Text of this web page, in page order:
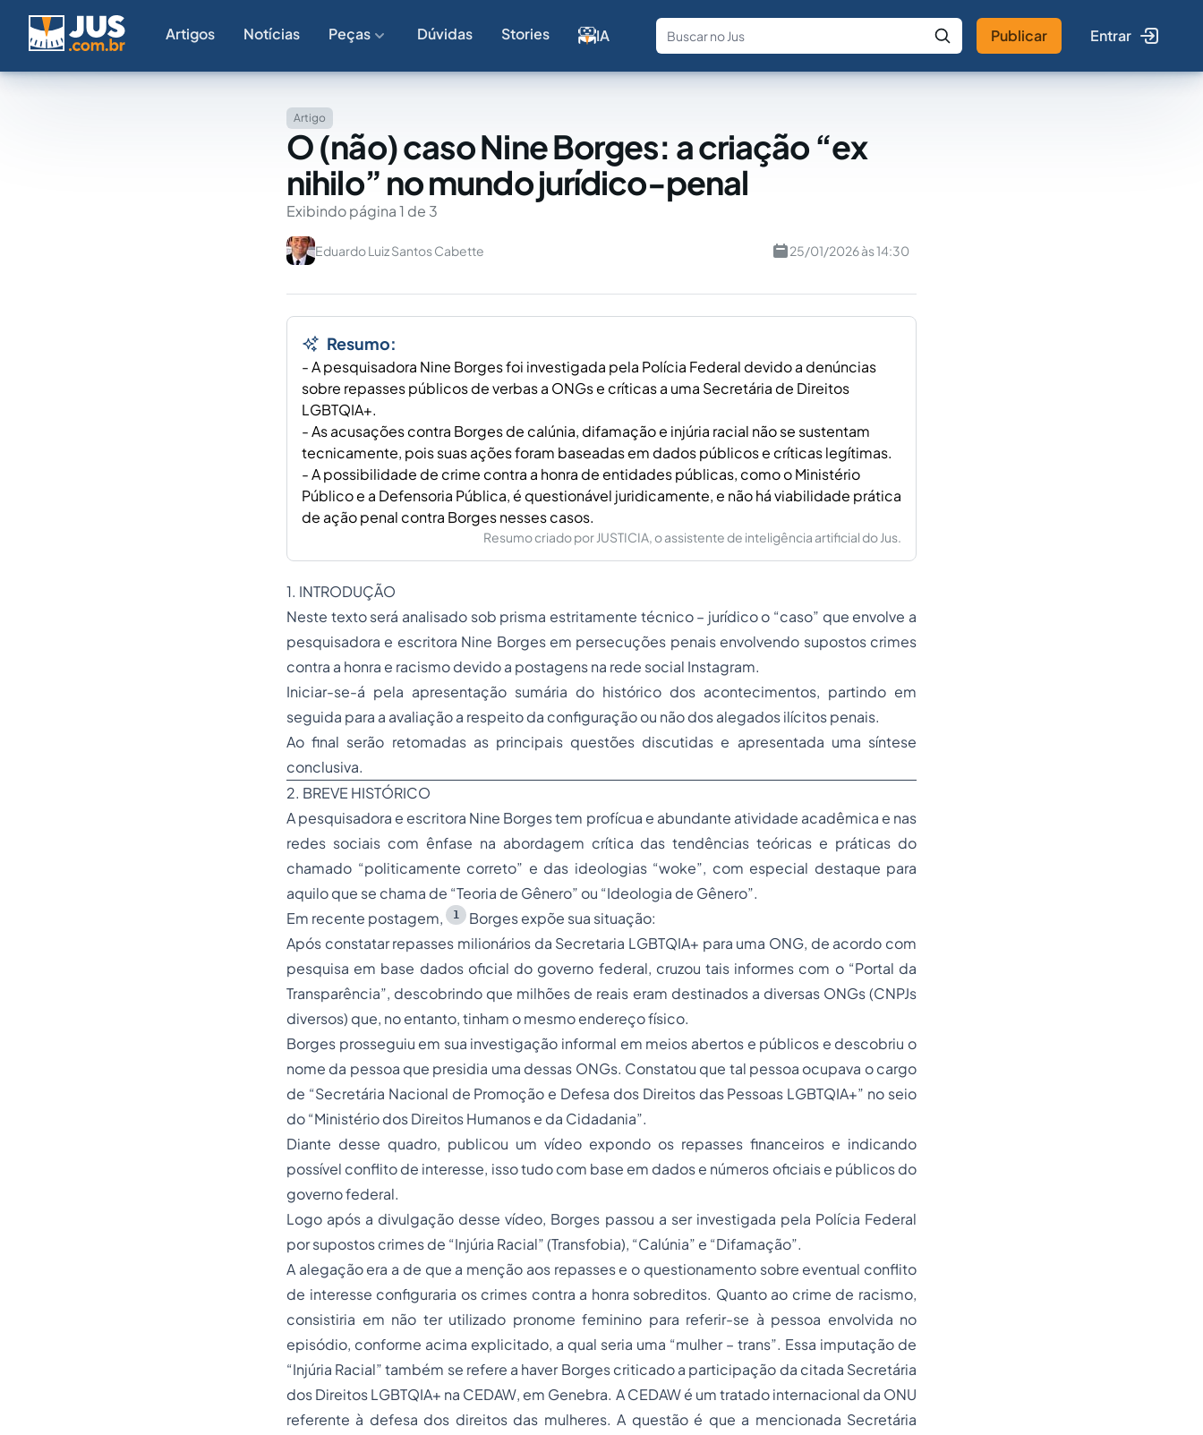
Artigos Notícias Peças Dúvidas Stories IA
Fale com a IA Buscar no Jus
Publicar Entrar
Artigo
O (não) caso Nine Borges: a criação “ex
nihilo” no mundo jurídico-penal
Exibindo página 1 de 3
Eduardo Luiz Santos Cabette 25/01/2026 às 14:30
Resumo:
- A pesquisadora Nine Borges foi investigada pela Polícia Federal devido a denúncias
sobre repasses públicos de verbas a ONGs e críticas a uma Secretária de Direitos
LGBTQIA+.
- As acusações contra Borges de calúnia, difamação e injúria racial não se sustentam
tecnicamente, pois suas ações foram baseadas em dados públicos e críticas legítimas.
- A possibilidade de crime contra a honra de entidades públicas, como o Ministério
Público e a Defensoria Pública, é questionável juridicamente, e não há viabilidade prática
de ação penal contra Borges nesses casos.
Resumo criado por JUSTICIA, o assistente de inteligência artificial do Jus.
1. INTRODUÇÃO
Neste texto será analisado sob prisma estritamente técnico – jurídico o “caso” que envolve a
pesquisadora e escritora Nine Borges em persecuções penais envolvendo supostos crimes
contra a honra e racismo devido a postagens na rede social Instagram.
Iniciar-se-á pela apresentação sumária do histórico dos acontecimentos, partindo em
seguida para a avaliação a respeito da configuração ou não dos alegados ilícitos penais.
Ao final serão retomadas as principais questões discutidas e apresentada uma síntese
conclusiva.
2. BREVE HISTÓRICO
A pesquisadora e escritora Nine Borges tem profícua e abundante atividade acadêmica e nas
redes sociais com ênfase na abordagem crítica das tendências teóricas e práticas do
chamado “politicamente correto” e das ideologias “woke”, com especial destaque para
aquilo que se chama de “Teoria de Gênero” ou “Ideologia de Gênero”.
Em recente postagem,
1
Borges expõe sua situação:
Após constatar repasses milionários da Secretaria LGBTQIA+ para uma ONG, de acordo com
pesquisa em base dados oficial do governo federal, cruzou tais informes com o “Portal da
Transparência”, descobrindo que milhões de reais eram destinados a diversas ONGs (CNPJs
diversos) que, no entanto, tinham o mesmo endereço físico.
Borges prosseguiu em sua investigação informal em meios abertos e públicos e descobriu o
nome da pessoa que presidia uma dessas ONGs. Constatou que tal pessoa ocupava o cargo
de “Secretária Nacional de Promoção e Defesa dos Direitos das Pessoas LGBTQIA+” no seio
do “Ministério dos Direitos Humanos e da Cidadania”.
Diante desse quadro, publicou um vídeo expondo os repasses financeiros e indicando
possível conflito de interesse, isso tudo com base em dados e números oficiais e públicos do
governo federal.
Logo após a divulgação desse vídeo, Borges passou a ser investigada pela Polícia Federal
por supostos crimes de “Injúria Racial” (Transfobia), “Calúnia” e “Difamação”.
A alegação era a de que a menção aos repasses e o questionamento sobre eventual conflito
de interesse configuraria os crimes contra a honra sobreditos. Quanto ao crime de racismo,
consistiria em não ter utilizado pronome feminino para referir-se à pessoa envolvida no
episódio, conforme acima explicitado, a qual seria uma “mulher – trans”. Essa imputação de
“Injúria Racial” também se refere a haver Borges criticado a participação da citada Secretária
dos Direitos LGBTQIA+ na CEDAW, em Genebra. A CEDAW é um tratado internacional da ONU
referente à defesa dos direitos das mulheres. A questão é que a mencionada Secretária